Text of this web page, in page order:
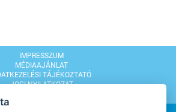
IMPRESSZUM
MÉDIAAJÁNLAT
TÁJÉKOZTATÓ
JOGI NYILATKOZAT